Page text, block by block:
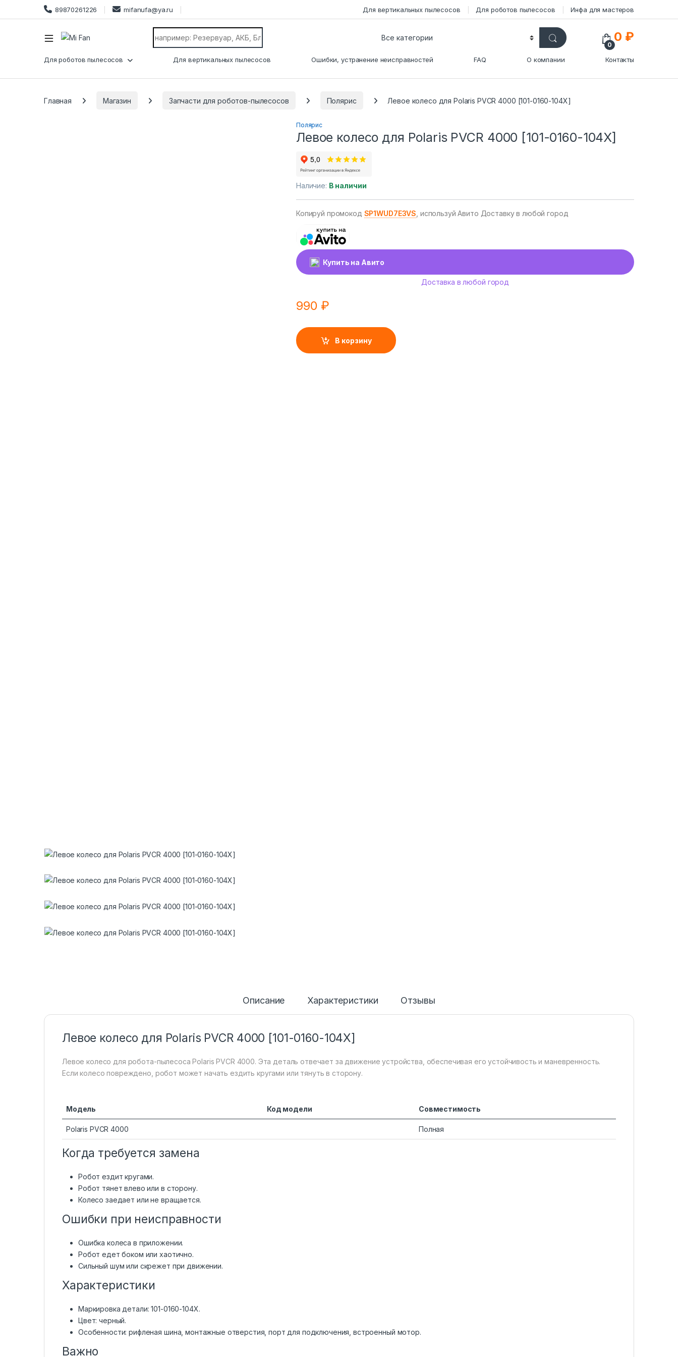
89870261226 mifanufa@ya.ru Для вертикальных пылесосов Для роботов пылесосов Инфа для мастеров
Search for:
Для роботов пылесосов Для вертикальных пылесосов Ошибки, устранение неисправностей FAQ О компании Контакты
0
0 ₽
Главная Магазин Запчасти для роботов-пылесосов Полярис Левое колесо для Polaris PVCR 4000 [101-0160-104X]
Полярис
Левое колесо для Polaris PVCR 4000 [101-0160-104X]
Наличие: В наличии
Копируй промокод SP1WUD7E3VS, используй Авито Доставку в любой город
Купить на Авито
Доставка в любой город
990₽
В корзину
Описание Характеристики Отзывы
Левое колесо для Polaris PVCR 4000 [101-0160-104X]
Левое колесо для робота-пылесоса Polaris PVCR 4000. Эта деталь отвечает за движение устройства, обеспечивая его устойчивость и маневренность.
Если колесо повреждено, робот может начать ездить кругами или тянуть в сторону.
Модель Код модели Совместимость
Polaris PVCR 4000 Полная
Когда требуется замена
Робот ездит кругами.
Робот тянет влево или в сторону.
Колесо заедает или не вращается.
Ошибки при неисправности
Ошибка колеса в приложении.
Робот едет боком или хаотично.
Сильный шум или скрежет при движении.
Характеристики
Маркировка детали: 101-0160-104X.
Цвет: черный.
Особенности: рифленая шина, монтажные отверстия, порт для подключения, встроенный мотор.
Важно